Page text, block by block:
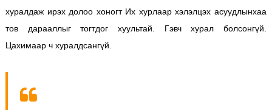
хуралдаж ирэх долоо хоногт Их хурлаар хэлэлцэх асуудлынхаа
тов дарааллыг тогтдог хуультай. Гэвч хурал болсонгүй.
Цахимаар ч хуралдсангүй.